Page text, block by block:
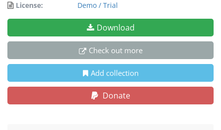
License:
Demo / Trial
Download
Check out more
Add collection
Donate